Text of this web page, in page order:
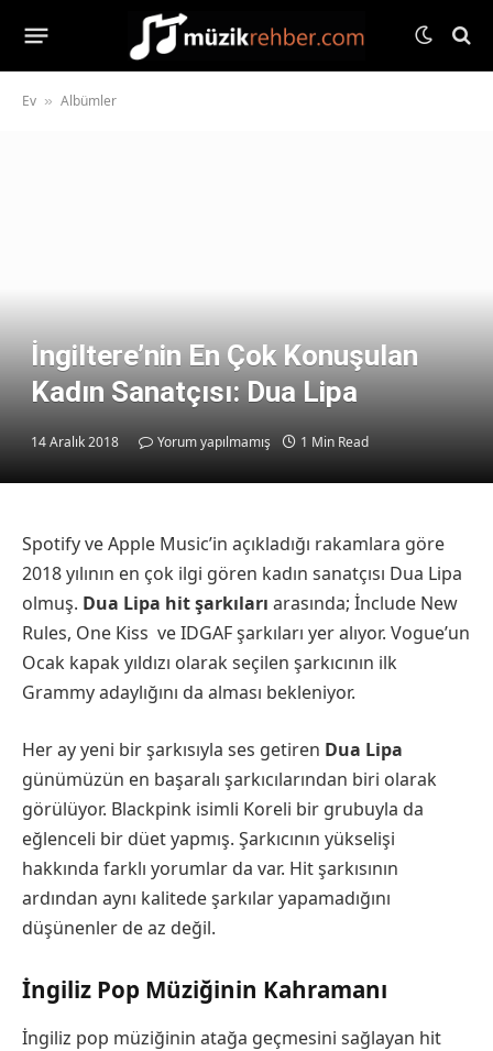
Ev » Albümler
İngiltere’nin En Çok Konuşulan
Kadın Sanatçısı: Dua Lipa
14 Aralık 2018 Yorum yapılmamış 1 Min Read
Spotify ve Apple Music’in açıkladığı rakamlara göre
2018 yılının en çok ilgi gören kadın sanatçısı Dua Lipa
olmuş. Dua Lipa hit şarkıları arasında; İnclude New
Rules, One Kiss ve IDGAF şarkıları yer alıyor. Vogue’un
Ocak kapak yıldızı olarak seçilen şarkıcının ilk
Grammy adaylığını da alması bekleniyor.
Her ay yeni bir şarkısıyla ses getiren Dua Lipa
günümüzün en başaralı şarkıcılarından biri olarak
görülüyor. Blackpink isimli Koreli bir grubuyla da
eğlenceli bir düet yapmış. Şarkıcının yükselişi
hakkında farklı yorumlar da var. Hit şarkısının
ardından aynı kalitede şarkılar yapamadığını
düşünenler de az değil.
İngiliz Pop Müziğinin Kahramanı
İngiliz pop müziğinin atağa geçmesini sağlayan hit